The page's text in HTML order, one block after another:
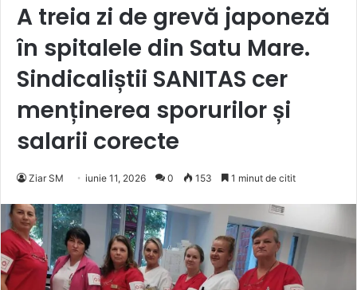
A treia zi de grevă japoneză
în spitalele din Satu Mare.
Sindicaliștii SANITAS cer
menținerea sporurilor și
salarii corecte
Ziar SM iunie 11, 2026 0 153 1 minut de citit